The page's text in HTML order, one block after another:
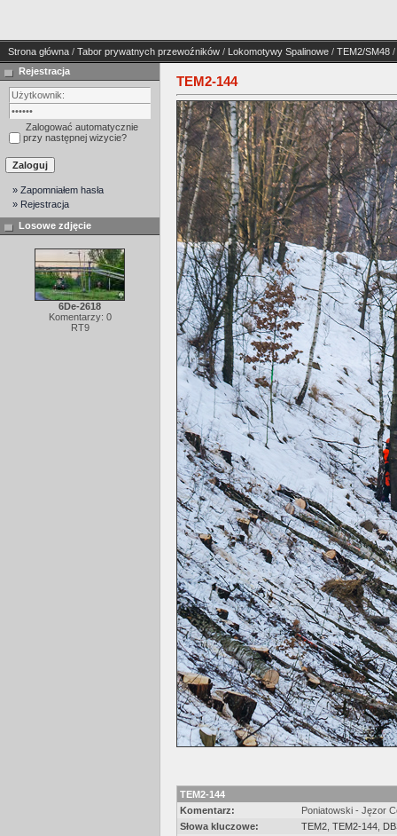
Strona główna / Tabor prywatnych przewoźników / Lokomotywy Spalinowe / TEM2/SM48 /
Rejestracja
Zalogować automatycznie
przy następnej wizycie?
» Zapomniałem hasła
» Rejestracja
Losowe zdjęcie
6De-2618
Komentarzy: 0
RT9
TEM2-144
TEM2-144
Komentarz:
Poniatowski - Jęzor
Słowa kluczowe:
TEM2 TEM2-144